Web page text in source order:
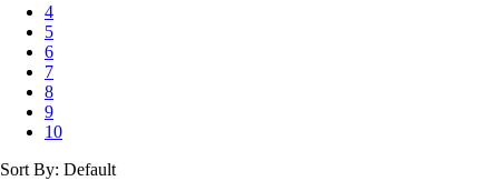
4
5
6
7
8
9
10
Sort By: Default